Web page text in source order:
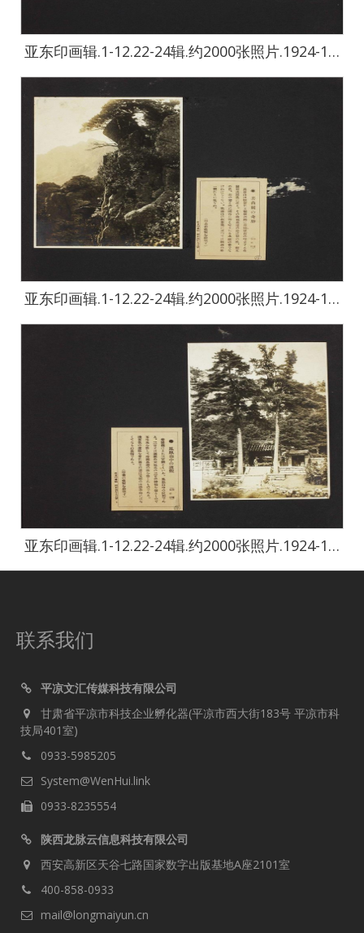
亚东印画辑.1-12.22-24辑.约2000张照片.1924-1944年-2437
亚东印画辑.1-12.22-24辑.约2000张照片.1924-1944年-2438
亚东印画辑.1-12.22-24辑.约2000张照片.1924-1944年-2439
联系我们
平凉文汇传媒科技有限公司
甘肃省平凉市科技企业孵化器(平凉市西大街183号 平凉市科
技局401室)
0933-5985205
System@WenHui.link
0933-8235554
陕西龙脉云信息科技有限公司
西安高新区天谷七路国家数字出版基地A座2101室
400-858-0933
mail@longmaiyun.cn